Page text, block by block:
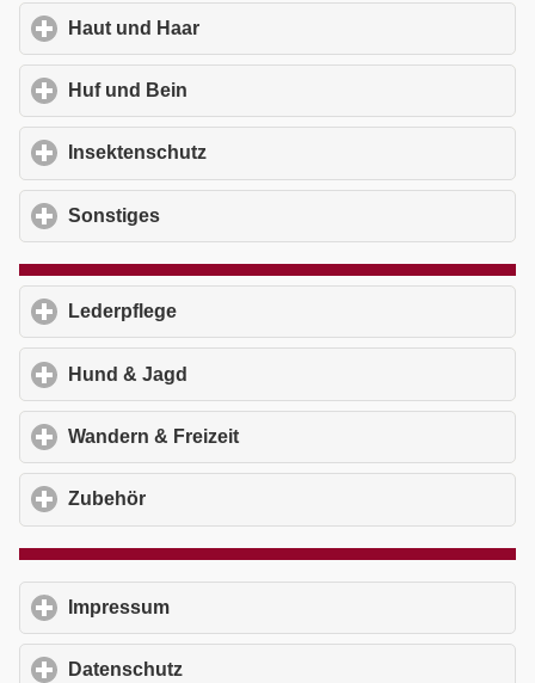
Haut und Haar
Huf und Bein
Insektenschutz
Sonstiges
Lederpflege
Hund & Jagd
Wandern & Freizeit
Zubehör
Impressum
Datenschutz